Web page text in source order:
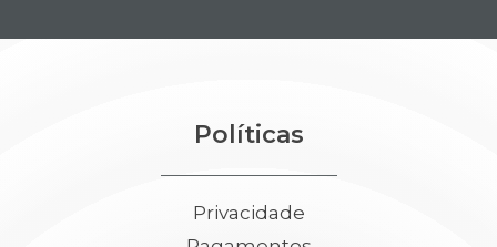
Políticas
Privacidade